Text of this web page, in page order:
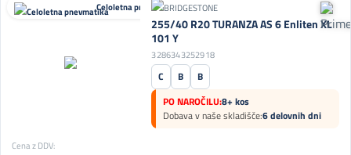
Celoletna pnevmatika
255/40 R20 TURANZA AS 6 Enliten XL
101 Y
3286343252918
C B
B
PO NAROČILU:8+ kos
Dobava v naše skladišče:6 delovnih dni
Cena z DDV: